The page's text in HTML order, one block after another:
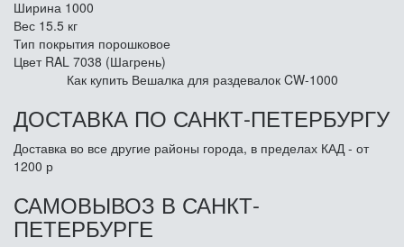
Ширина 1000
Вес 15.5 кг
Тип покрытия порошковое
Цвет RAL 7038 (Шагрень)
Как купить Вешалка для раздевалок CW-1000
ДОСТАВКА ПО САНКТ-ПЕТЕРБУРГУ
Доставка во все другие районы города, в пределах КАД - от
1200 р
САМОВЫВОЗ В САНКТ-
ПЕТЕРБУРГЕ